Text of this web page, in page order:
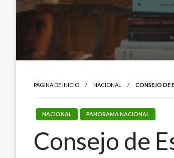
PÁGINA DE INICIO NACIONAL CONSEJO DE
NACIONAL PANORAMA NACIONAL
Consejo de